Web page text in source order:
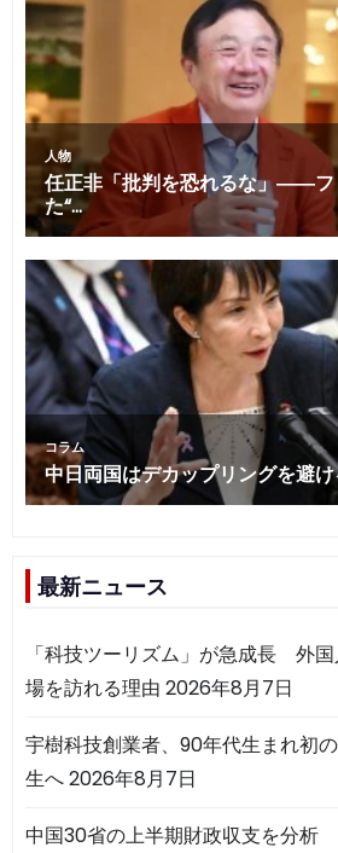
最新ニュース
「科技ツーリズム」が急成長 外
場を訪れる理由 2026年8月7日
宇樹科技創業者、90年代生まれ初
生へ2026年8月7日
中国30省の上半期財政収支を分析